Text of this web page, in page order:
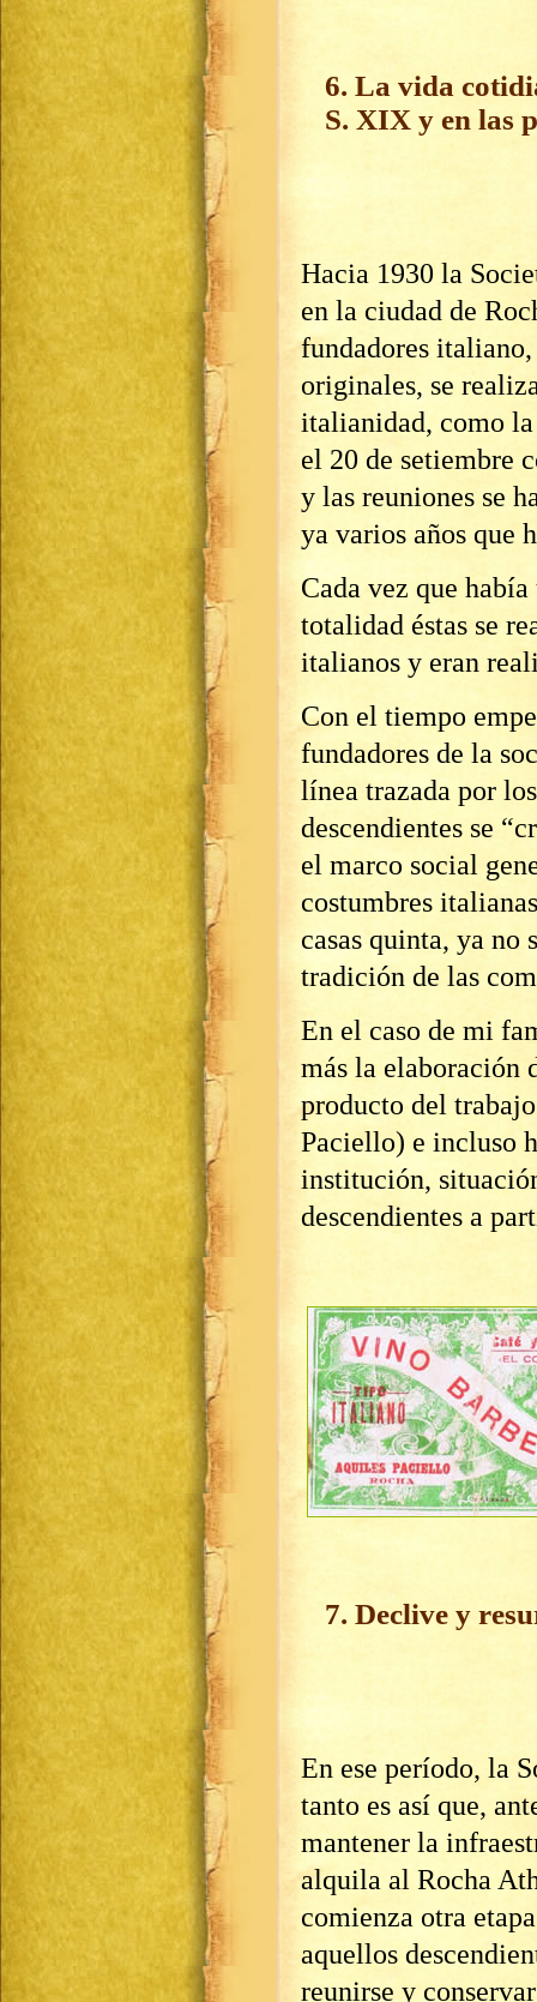
6. La vida
S. XIX y en las
Hacia 1930 la
en la ciudad de
fundadores
originales, se
italianidad, como la
el 20 de setiembre
y las reuniones se
ya varios años que
Cada vez que
totalidad éstas se
italianos y eran
Con el tiempo
fundadores de la
línea trazada por
descendientes se
el marco social
costumbres
casas quinta, ya no
tradición de las
En el caso de mi
más la elaboración
producto del
Paciello) e incluso
institución,
descendientes a
7. Declive y
En ese período, la
tanto es así que,
mantener la
alquila al Rocha
comienza otra
aquellos
reunirse y